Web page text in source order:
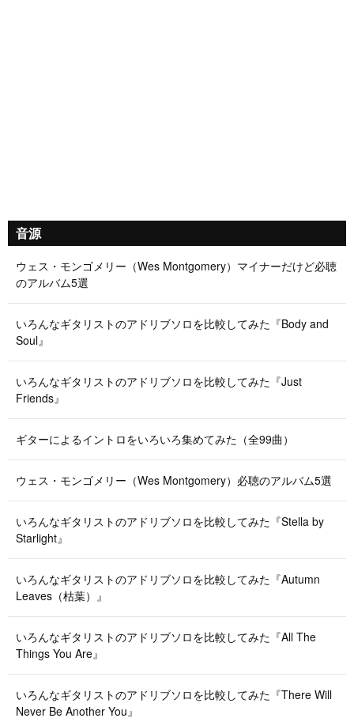
音源
ウェス・モンゴメリー（Wes Montgomery）マイナーだけど必聴
のアルバム5選
いろんなギタリストのアドリブソロを比較してみた『Body and
Soul』
いろんなギタリストのアドリブソロを比較してみた『Just
Friends』
ギターによるイントロをいろいろ集めてみた（全99曲）
ウェス・モンゴメリー（Wes Montgomery）必聴のアルバム5選
いろんなギタリストのアドリブソロを比較してみた『Stella by
Starlight』
いろんなギタリストのアドリブソロを比較してみた『Autumn
Leaves（枯葉）』
いろんなギタリストのアドリブソロを比較してみた『All The
Things You Are』
いろんなギタリストのアドリブソロを比較してみた『There Will
Never Be Another You』